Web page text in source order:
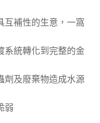
互補性的生意，一窩
系統轉化到完整的金
劑及廢棄物造成水源
弱